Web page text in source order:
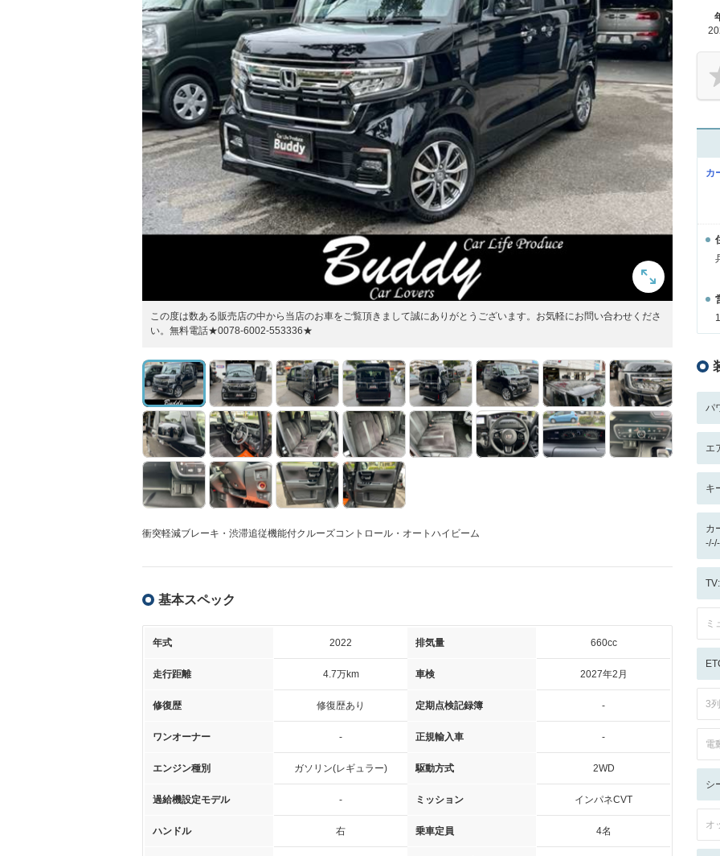
この度は数ある販売店の中から当店のお車をご覧頂きまして誠にありがとうございます。お気軽にお問い合わせくださ
い。無料電話★0078-6002-553336★
衝突軽減ブレーキ・渋滞追従機能付クルーズコントロール・オートハイビーム
基本スペック
年式 2022 排気量 660cc
走行距離 4.7万km 車検 2027年2月
修復歴 修復歴あり 定期点検記録簿 -
ワンオーナー - 正規輸入車 -
エンジン種別 ガソリン(レギュラー) 駆動方式 2WD
過給機設定モデル - ミッション インパネCVT
ハンドル 右 乗車定員 4名
カ
パ
エ
キ
カ
ミ
3
電
シ
オ